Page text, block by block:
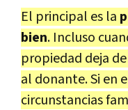
El principal es la
bien. Incluso
propiedad deja
al donante. Si en
circunstancias